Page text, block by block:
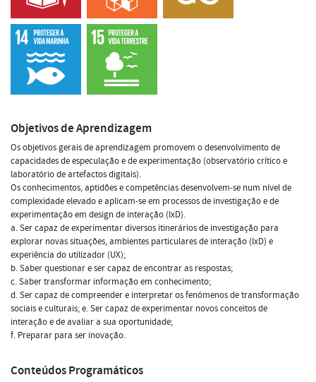
Objetivos de Aprendizagem
Os objetivos gerais de aprendizagem promovem o desenvolvimento de
capacidades de especulação e de experimentação (observatório crítico e
laboratório de artefactos digitais).
Os conhecimentos, aptidões e competências desenvolvem-se num nível de
complexidade elevado e aplicam-se em processos de investigação e de
experimentação em design de interação (IxD).
a. Ser capaz de experimentar diversos itinerários de investigação para
explorar novas situações, ambientes particulares de interação (IxD) e
experiência do utilizador (UX);
b. Saber questionar e ser capaz de encontrar as respostas;
c. Saber transformar informação em conhecimento;
d. Ser capaz de compreender e interpretar os fenómenos de transformação
sociais e culturais; e. Ser capaz de experimentar novos conceitos de
interação e de avaliar a sua oportunidade;
f. Preparar para ser inovação.
Conteúdos Programáticos